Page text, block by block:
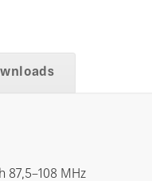
87,5–108 MHz